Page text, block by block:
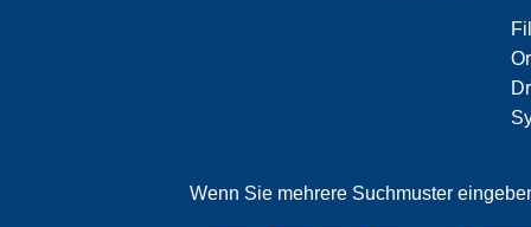
Wenn Sie mehrere Suchmuster